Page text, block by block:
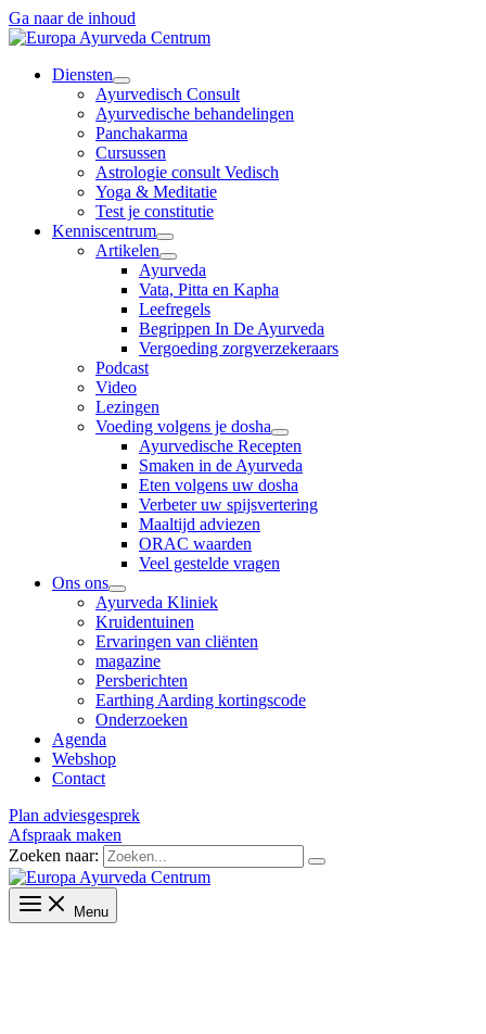
Ga naar de inhoud
Diensten
Ayurvedisch Consult
Ayurvedische behandelingen
Panchakarma
Cursussen
Astrologie consult Vedisch
Yoga & Meditatie
Test je constitutie
Kenniscentrum
Artikelen
Ayurveda
Vata, Pitta en Kapha
Leefregels
Begrippen In De Ayurveda
Vergoeding zorgverzekeraars
Podcast
Video
Lezingen
Voeding volgens je dosha
Ayurvedische Recepten
Smaken in de Ayurveda
Eten volgens uw dosha
Verbeter uw spijsvertering
Maaltijd adviezen
ORAC waarden
Veel gestelde vragen
Ons ons
Ayurveda Kliniek
Kruidentuinen
Ervaringen van cliënten
magazine
Persberichten
Earthing Aarding kortingscode
Onderzoeken
Agenda
Webshop
Contact
Plan adviesgesprek
Afspraak maken
Zoeken naar:
Menu